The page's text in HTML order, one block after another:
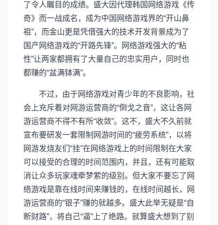
了令人瞩目的成绩。盛大因代理韩国网络游戏《传
奇》而一战成名，成为中国网络游戏界的“开山鼻
祖”，而金山更是凭借强大的技术开发背景成为了
国产网络游戏的“开路先锋”。网络游戏强大的“粘
性”让两家都拥有了大量自己的忠实用户，同时也
都赚的“盆满钵满”。
不过，由于网络游戏对青少年的不良影响，社
会上充斥着对网游运营商的“倒戈之音”，这让各网
游运营商不得不有所“收敛”。这不，盛大不久前就
宣布要研发一套限制网游时间的“疲劳系统”，以将
网游发烧友们“挂”在网络游戏上的时间限制在大家
可以接受的合理的时间范围内，并且，还有可能取
消让众多玩家魂牵梦萦的级别。但大家不要忘了网
络游戏是靠在线时间来赚钱的，在线时间越长，网
游运营商的“银子”赚的就越多。盛大此举无疑是“自
断财路”，将自己“逼”上了绝路。就算盛大想到了别